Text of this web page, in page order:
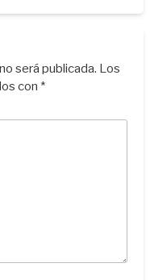
será publicada. Los
con *